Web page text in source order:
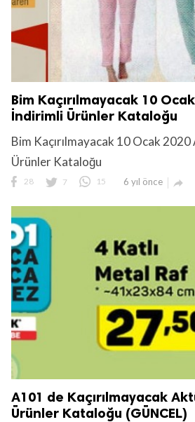
Bim Kaçırılmayacak 10
İndirimli Ürünler Kataloğu
Bim Kaçırılmayacak 10 Ocak
Ürünler Kataloğu
28 7 15 6 yıl önce 
A101 de Kaçırılmayacak
Ürünler Kataloğu (GÜNCEL)